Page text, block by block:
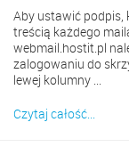
Aby ustawić
treścią każdego
webmail.hostit.pl
zalogowaniu do
lewej kolumny ...
Czytaj całość...